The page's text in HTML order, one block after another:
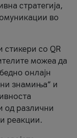
стратегија,
во
стикери со QR
можеа да
онлајн
знамиња“ и
од различни
реакции.